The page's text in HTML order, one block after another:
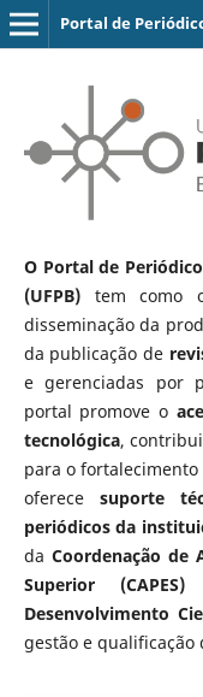
Portal de
O Portal de
(UFPB)tem como
disseminação da
da publicação de
e gerenciadas por
portal promove o
tecnológica,
para o
oferece suporte
periódicos da
da Coordenação de
Superior (CAPES)
Desenvolvimento
gestão e qualificação